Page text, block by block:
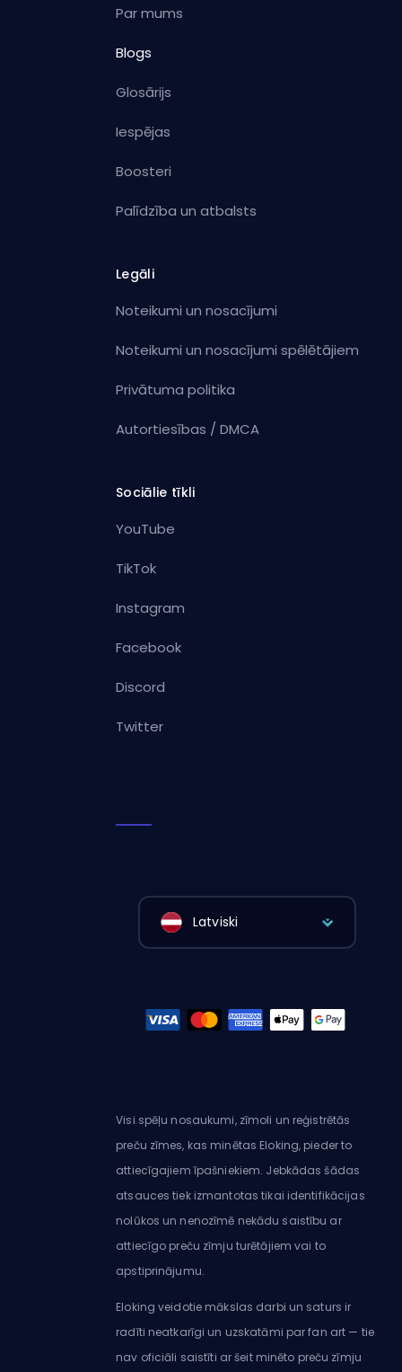
Par mums
Blogs
Glosārijs
Iespējas
Boosteri
Palīdzība un atbalsts
Legāli
Noteikumi un nosacījumi
Noteikumi un nosacījumi spēlētājiem
Privātuma politika
Autortiesības / DMCA
Sociālie tīkli
YouTube
TikTok
Instagram
Facebook
Discord
Twitter
Latviski
Visi spēļu nosaukumi, zīmoli un reģistrētās
preču zīmes, kas minētas Eloking, pieder to
attiecīgajiem īpašniekiem. Jebkādas šādas
atsauces tiek izmantotas tikai identifikācijas
nolūkos un nenozīmē nekādu saistību ar
attiecīgo preču zīmju turētājiem vai to
apstiprinājumu.
Eloking veidotie mākslas darbi un saturs ir
radīti neatkarīgi un uzskatāmi par fan art — tie
nav oficiāli saistīti ar šeit minēto preču zīmju